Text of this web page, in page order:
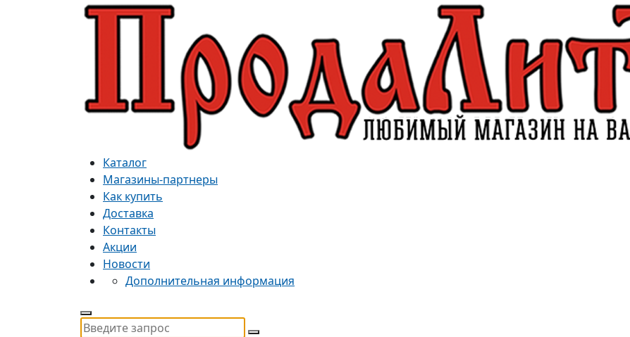
Каталог
Магазины-партнеры
Как купить
Доставка
Контакты
Акции
Новости
Дополнительная информация